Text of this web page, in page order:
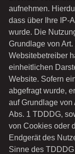
aufnehmen.
dass über Ihre IP-
wurde. Die
Grundlage von
Websitebetreiber
einheitlichen
Website. Sofern
abgefragt wurde,
auf Grundlage von
Abs. 1 TDDDG,
von Cookies oder
Endgerät des
Sinne des